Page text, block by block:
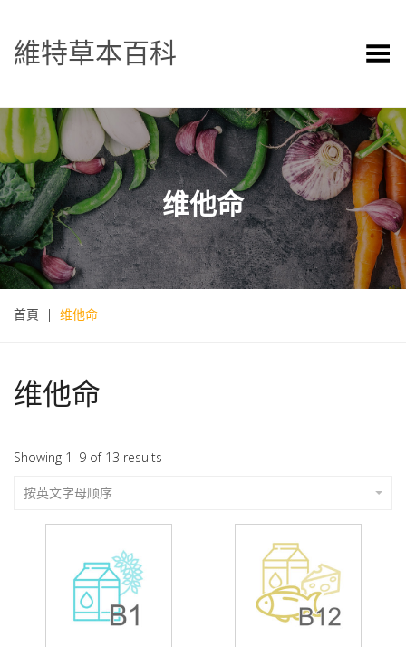
維特草本百科 Toggle Menu
维他命
首頁 | 维他命
维他命
Showing 1–9 of 13 results
按英文字母顺序